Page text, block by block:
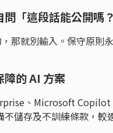
「這段話能公開嗎？
那就別輸入。保守原則
障的 AI 方案
、Microsoft
不儲存及不訓練條款，較